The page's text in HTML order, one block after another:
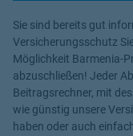
Sie sind bereits gut
Versicherungsschutz
Möglichkeit Barmenia-
abzuschließen! Jeder
Beitragsrechner, mit
wie günstig unsere
haben oder auch